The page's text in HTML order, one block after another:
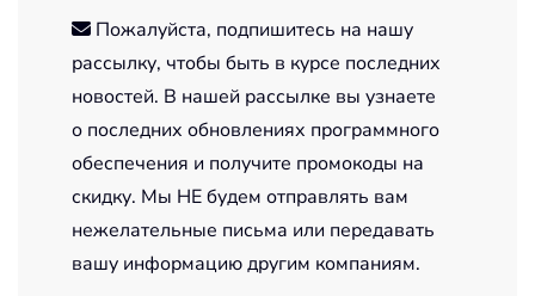
Пожалуйста, подпишитесь на нашу
рассылку, чтобы быть в курсе последних
новостей. В нашей рассылке вы узнаете
о последних обновлениях программного
обеспечения и получите промокоды на
скидку. Мы НЕ будем отправлять вам
нежелательные письма или передавать
вашу информацию другим компаниям.